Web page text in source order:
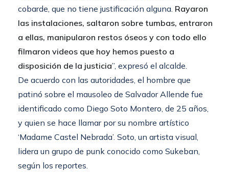
cobarde, que no tiene justificación alguna. Rayaron
las instalaciones, saltaron sobre tumbas, entraron
a ellas, manipularon restos óseos y con todo ello
filmaron videos que hoy hemos puesto a
disposición de la justicia”, expresó el alcalde.
De acuerdo con las autoridades, el hombre que
patinó sobre el mausoleo de Salvador Allende fue
identificado como Diego Soto Montero, de 25 años,
y quien se hace llamar por su nombre artístico
‘Madame Castel Nebrada’. Soto, un artista visual,
lidera un grupo de punk conocido como Sukeban,
según los reportes.